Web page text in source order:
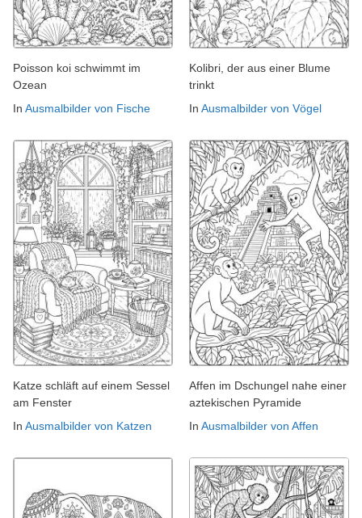
Poisson koi schwimmt im
Ozean
In Ausmalbilder von Fische
Kolibri, der aus einer Blume
trinkt
In Ausmalbilder von Vögel
Katze schläft auf einem Sessel
am Fenster
In Ausmalbilder von Katzen
Affen im Dschungel nahe einer
aztekischen Pyramide
In Ausmalbilder von Affen